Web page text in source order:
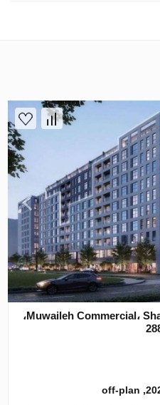
پروژه توسعه SUROOR در Muwaileh Commercial، Sharjah،